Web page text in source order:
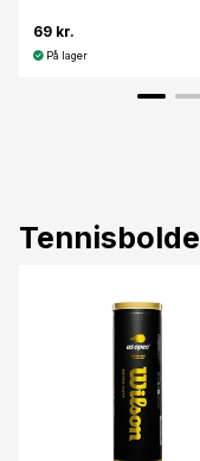
69 kr.
På lager
Tennisbolde